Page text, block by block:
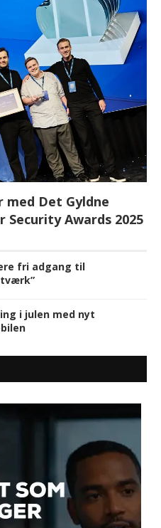
Det Gyldne
Security Awards 2025
fri adgang til
i julen med nyt